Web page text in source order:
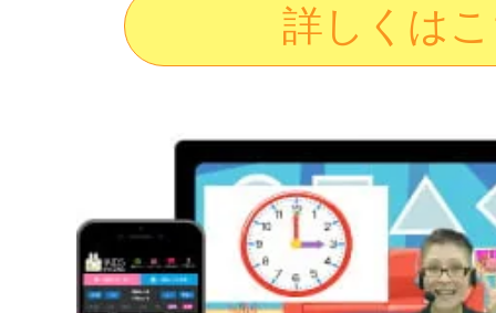
詳しくは